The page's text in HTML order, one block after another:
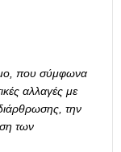
που σύμφωνα
αλλαγές με
την
των